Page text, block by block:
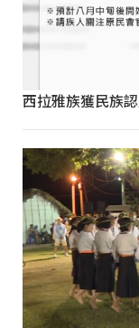
西拉雅族獲民族